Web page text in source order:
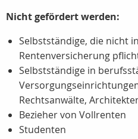
Nicht gefördert werden:
Selbstständige, die nicht
Rentenversicherung
Selbstständige in
Rechtsanwälte,
Bezieher von Vollrenten
Studenten